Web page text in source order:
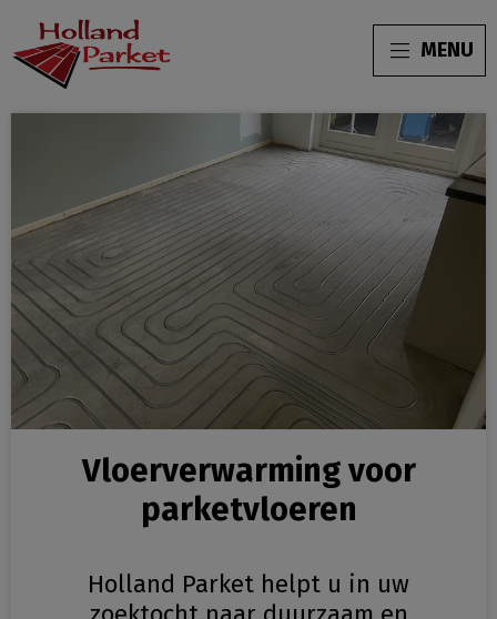
MENU
Vloerverwarming voor
parketvloeren
Holland Parket helpt u in uw